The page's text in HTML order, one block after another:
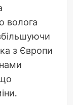
волога
з Європи